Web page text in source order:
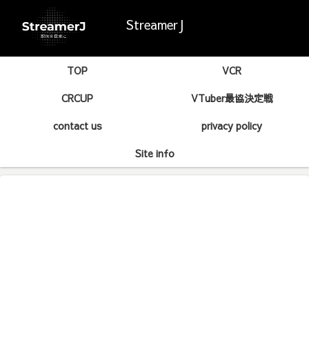
StreamerJ
TOP
VCR
CRCUP
VTuber最協決定戦
contact us
privacy policy
Site info